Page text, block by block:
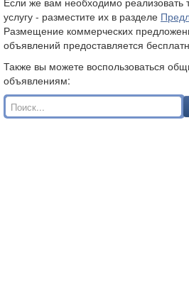
услугу - разместите их в разделе
Размещение коммерческих
объявлений предоставляется
Также вы можете воспользоваться
объявлениям: